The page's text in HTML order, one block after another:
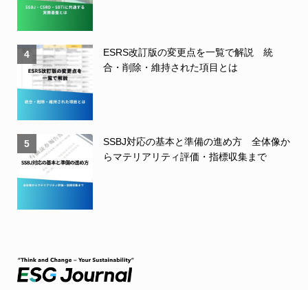
4
ESRS改訂版の変更点を一覧で解説 統
合・削除・維持された項目とは
5
SSBJ対応の基本と準備の進め方 全体像か
らマテリアリティ評価・指標収集まで